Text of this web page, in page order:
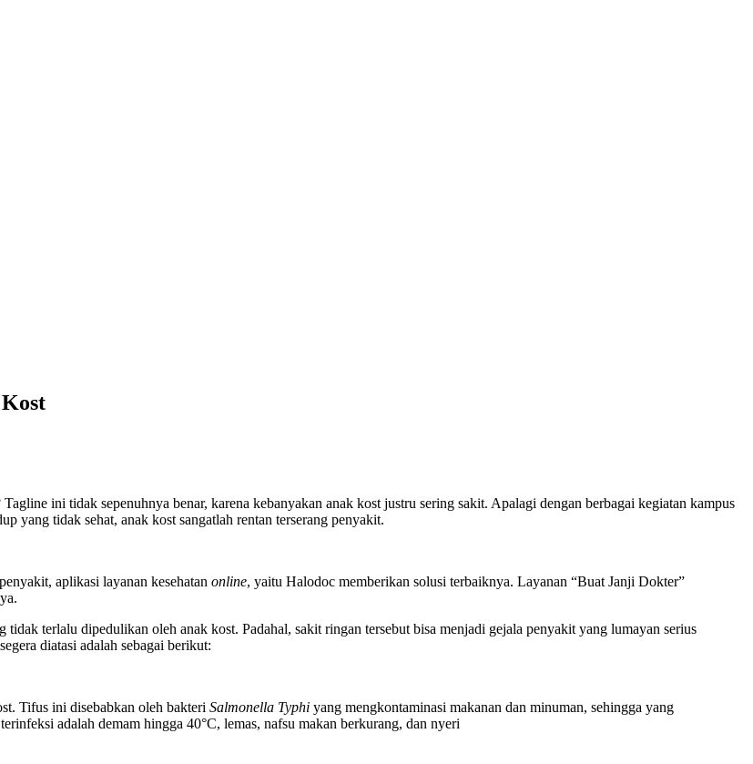
ini tidak sepenuhnya benar, karena kebanyakan anak kost justru sering sakit. Apalagi dengan berbagai kegiatan kampus
yang tidak sehat, anak kost sangatlah rentan terserang penyakit.
aplikasi layanan kesehatan online, yaitu Halodoc memberikan solusi terbaiknya. Layanan “Buat Janji Dokter”
terlalu dipedulikan oleh anak kost. Padahal, sakit ringan tersebut bisa menjadi gejala penyakit yang lumayan serius
diatasi adalah sebagai berikut:
Tifus ini disebabkan oleh bakteri Salmonella Typhi yang mengkontaminasi makanan dan minuman, sehingga yang
adalah demam hingga 40°C, lemas, nafsu makan berkurang, dan nyeri